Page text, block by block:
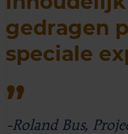
gedragen
speciale
-Roland Bus,